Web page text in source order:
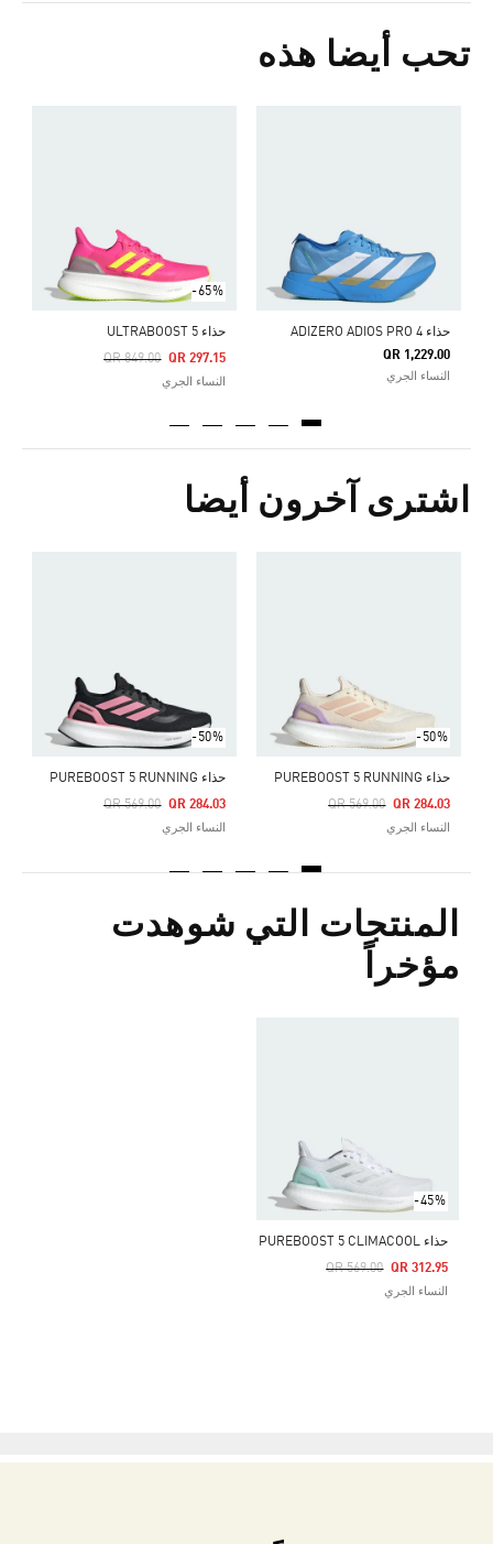
تحب أيضا هذه
حذاء ADIZERO ADIOS PRO 4
QR 1,229.00
النساء الجري
-65%
حذاء ULTRABOOST 5
Price Reduced From
QR 849.00
To QR 297.15
النساء الجري
اشترى آخرون أيضا
-50%
حذاء PUREBOOST 5 RUNNING
Price Reduced From
QR 569.00
To QR 284.03
النساء الجري
-50%
حذاء PUREBOOST 5 RUNNING
Price Reduced From
QR 569.00
To QR 284.03
النساء الجري
المنتجات التي شوهدت
مؤخراً
-45%
حذاء PUREBOOST 5 CLIMACOOL
Price Reduced From
QR 569.00
To QR 312.95
النساء الجري